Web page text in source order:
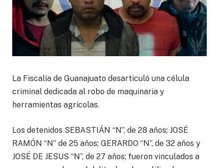
La Fiscalía de Guanajuato desarticuló una célula
criminal dedicada al robo de maquinaria y
herramientas agrícolas.
Los detenidos SEBASTIÁN “N”, de 28 años; JOSÉ
RAMÓN “N” de 25 años; GERARDO “N”, de 32 años y
JOSÉ DE JESUS “N”, de 27 años; fueron vinculados a